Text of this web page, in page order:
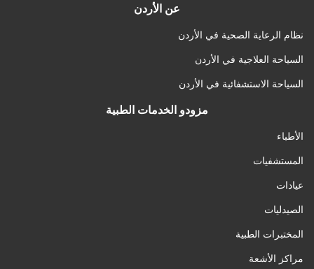
عن الأردن
نظام الرعاية الصحية في الأردن
السياحة العلاجية في الأردن
السياحة الاستشفائية في الأردن
مزودو الخدمات الطبية
الأطباء
المستشفيات
عيادات
الصيدليات
المختبرات الطبية
مراكز الأشعة